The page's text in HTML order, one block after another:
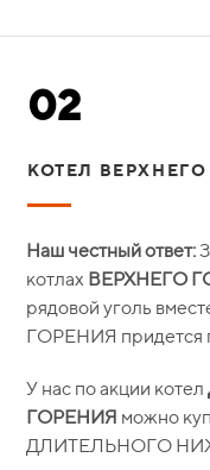
02
КОТЕЛ
Наш честный ответ:
котлах ВЕРХНЕГО
рядовой уголь
ГОРЕНИЯ придется
У нас по акции котел
ГОРЕНИЯ можно
ДЛИТЕЛЬНОГО